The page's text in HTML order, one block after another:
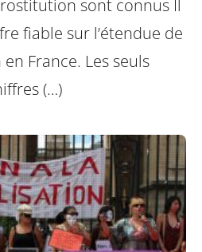
sont connus Il
fiable sur l’étendue de
France. Les seuls
(…)